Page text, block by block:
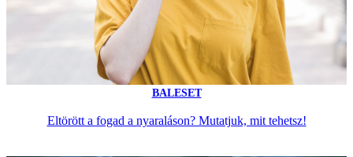
BALESET
Eltörött a fogad a nyaraláson? Mutatjuk, mit tehetsz!